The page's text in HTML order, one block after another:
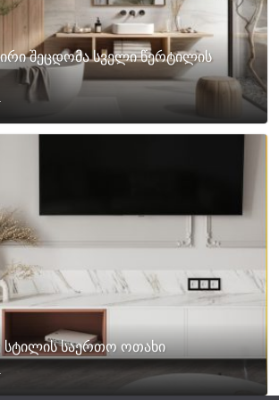
შეცდომა სველი წერტილის
სტილის საერთო ოთახი